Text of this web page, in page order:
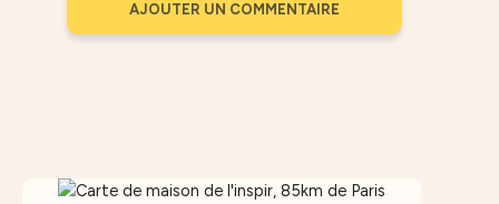
AJOUTER UN COMMENTAIRE